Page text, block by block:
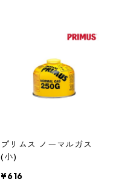
プリムス ノーマルガス
(小)
¥616